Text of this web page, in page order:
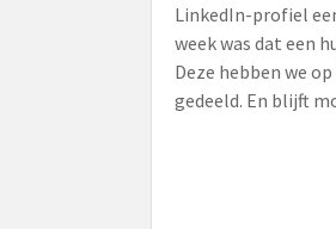
LinkedIn-profiel
week was dat een
Deze hebben we
gedeeld. En blijft